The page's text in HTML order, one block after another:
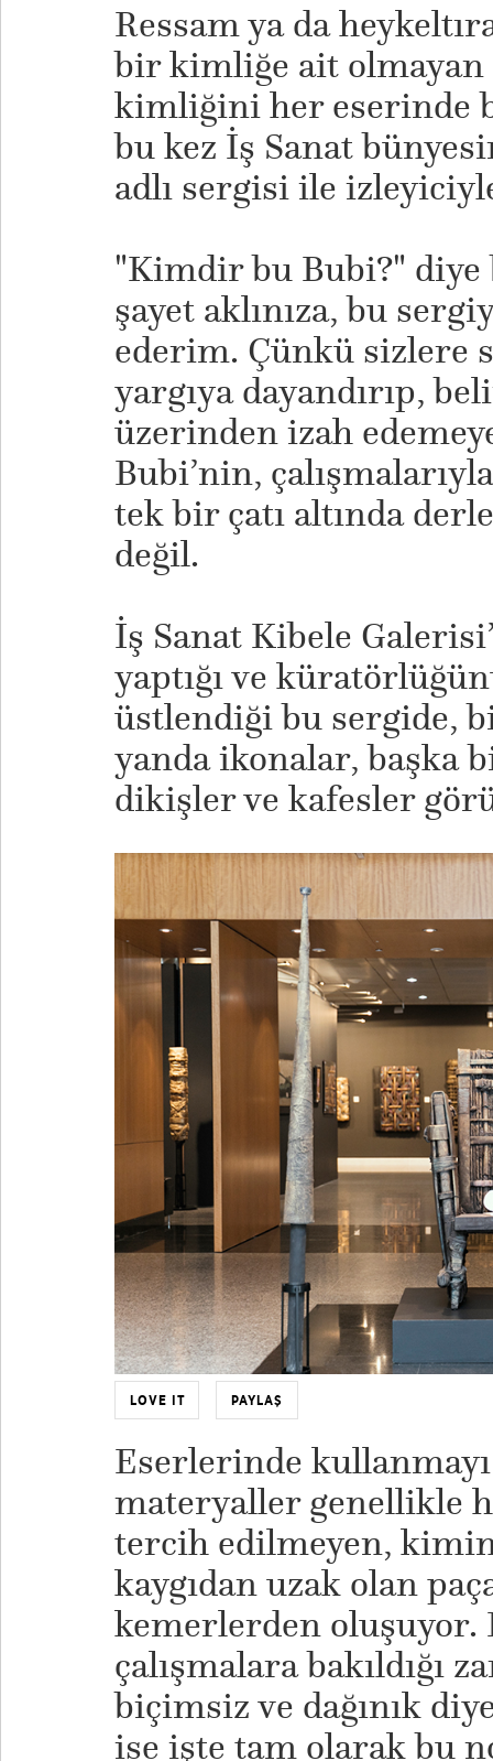
Ressam ya da
bir kimliğe ait olmayan
kimliğini her eserinde
bu kez İş Sanat
adlı sergisi ile
"​Kimdir bu Bubi?" diye
şayet aklınıza, bu
ederim. Çünkü sizlere
yargıya dayandırıp,
üzerinden izah
Bubi’nin,
tek bir çatı altında
değil.
İş Sanat Kibele
yaptığı ve
üstlendiği bu sergide,
yanda ikonalar, başka
dikişler ve kafesler
LOVE IT PAYLAŞ
Eserlerinde
materyaller genellikle
tercih edilmeyen,
kaygıdan uzak olan
kemerlerden oluşuyor.
çalışmalara bakıldığı
biçimsiz ve dağınık
ise işte tam olarak bu